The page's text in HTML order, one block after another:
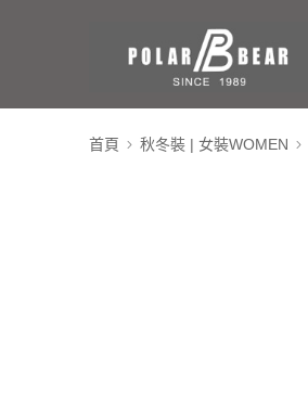
首頁 秋冬裝 | 女裝WOMEN